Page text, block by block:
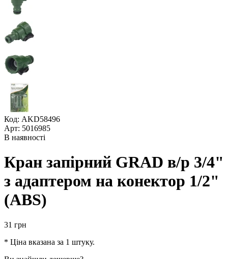
Код: AKD58496
Арт: 5016985
В наявності
Кран запірний GRAD в/р 3/4"
з адаптером на конектор 1/2"
(ABS)
31 грн
* Ціна вказана за 1 штуку.